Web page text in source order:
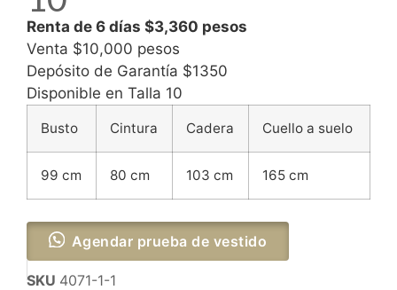
Renta de 6 días $3,360 pesos
Venta $10,000 pesos
Depósito de Garantía $1350
Disponible en Talla 10
Busto Cintura Cadera Cuello a suelo
99 cm 80 cm 103 cm 165 cm
Agendar prueba de vestido
SKU 4071-1-1